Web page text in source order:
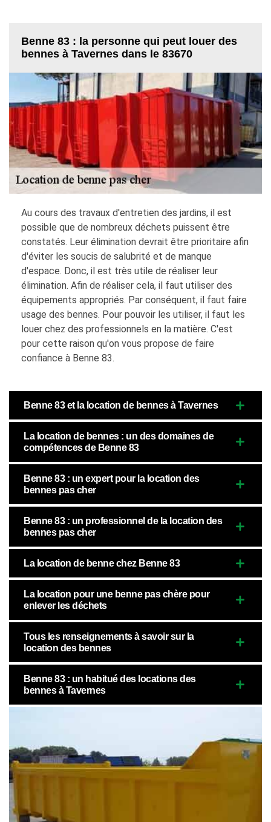
Benne 83 : la personne qui peut louer des
bennes à Tavernes dans le 83670
Au cours des travaux d'entretien des jardins, il est
possible que de nombreux déchets puissent être
constatés. Leur élimination devrait être prioritaire afin
d'éviter les soucis de salubrité et de manque
d'espace. Donc, il est très utile de réaliser leur
élimination. Afin de réaliser cela, il faut utiliser des
équipements appropriés. Par conséquent, il faut faire
usage des bennes. Pour pouvoir les utiliser, il faut les
louer chez des professionnels en la matière. C'est
pour cette raison qu'on vous propose de faire
confiance à Benne 83.
Benne 83 et la location de bennes à Tavernes
La location de bennes : un des domaines de
compétences de Benne 83
Benne 83 : un expert pour la location des
bennes pas cher
Benne 83 : un professionnel de la location des
bennes pas cher
La location de benne chez Benne 83
La location pour une benne pas chère pour
enlever les déchets
Tous les renseignements à savoir sur la
location des bennes
Benne 83 : un habitué des locations des
bennes à Tavernes